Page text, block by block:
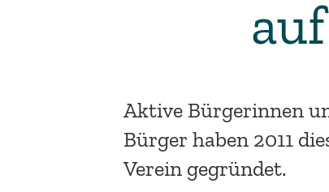
Aktive Bürgerinnen
Bürger haben 2011
Verein gegründet.